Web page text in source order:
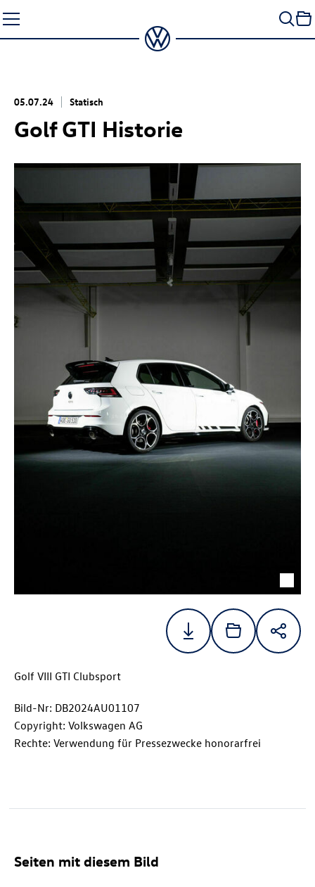
Seiteninhalt
springen
05.07.24 Statisch
Golf GTI Historie
Golf VIII GTI Clubsport
Bild-Nr: DB2024AU01107
Copyright: Volkswagen AG
Rechte: Verwendung für Pressezwecke honorarfrei
Seiten mit diesem Bild